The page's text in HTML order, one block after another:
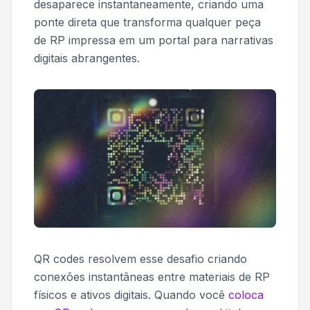
desaparece instantaneamente, criando uma
ponte direta que transforma qualquer peça
de RP impressa em um portal para narrativas
digitais abrangentes.
QR codes resolvem esse desafio criando
conexões instantâneas entre materiais de RP
físicos e ativos digitais. Quando você coloca